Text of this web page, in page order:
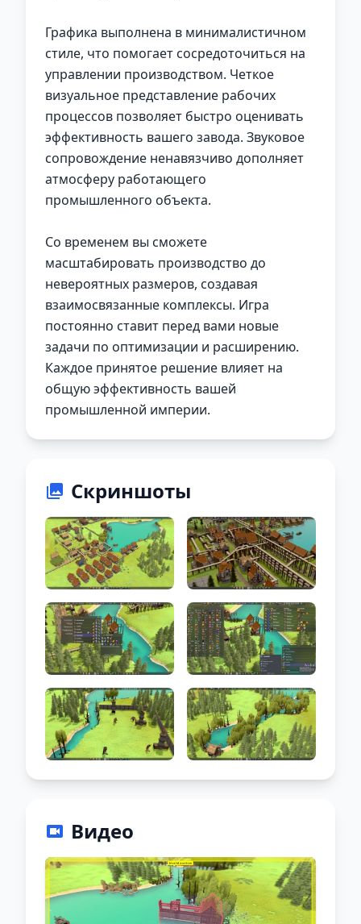
Графика выполнена в минималистичном
стиле, что помогает сосредоточиться на
управлении производством. Четкое
визуальное представление рабочих
процессов позволяет быстро оценивать
эффективность вашего завода. Звуковое
сопровождение ненавязчиво дополняет
атмосферу работающего
промышленного объекта.
Со временем вы сможете
масштабировать производство до
невероятных размеров, создавая
взаимосвязанные комплексы. Игра
постоянно ставит перед вами новые
задачи по оптимизации и расширению.
Каждое принятое решение влияет на
общую эффективность вашей
промышленной империи.
Скриншоты
Видео